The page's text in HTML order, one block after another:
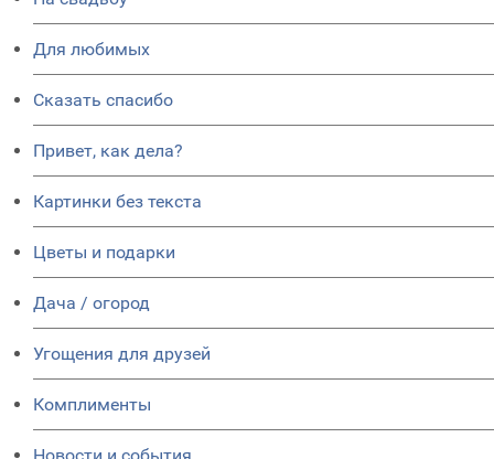
Для любимых
Сказать спасибо
Привет, как дела?
Картинки без текста
Цветы и подарки
Дача / огород
Угощения для друзей
Комплименты